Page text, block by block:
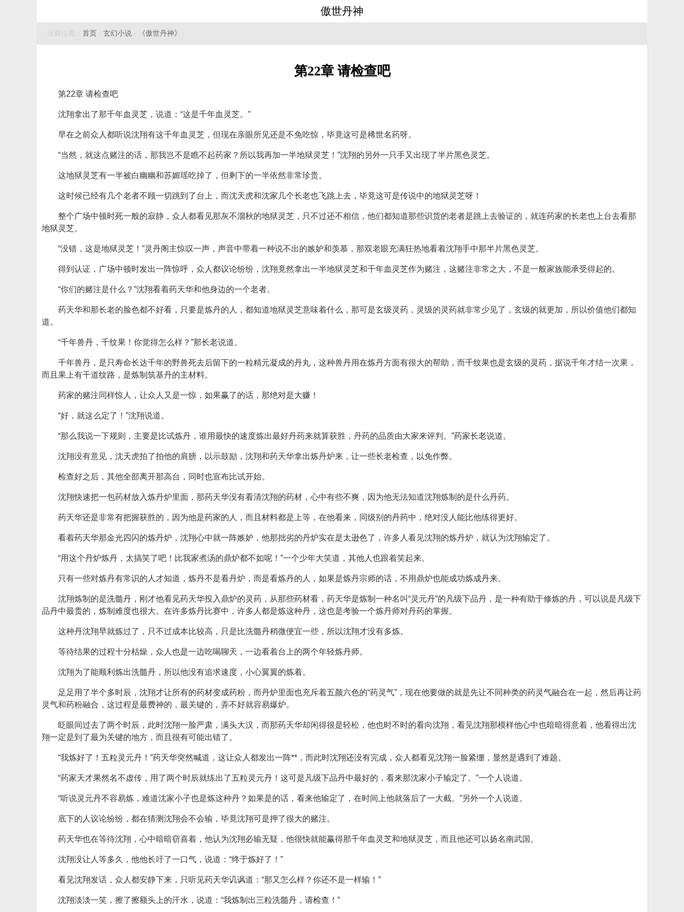
傲世丹神
当前位置： 首页 › 玄幻小说 › 《傲世丹神》
第22章 请检查吧
第22章 请检查吧
沈翔拿出了那千年血灵芝，说道：“这是千年血灵芝。”
早在之前众人都听说沈翔有这千年血灵芝，但现在亲眼所见还是不免吃惊，毕竟这可是稀世名药呀。
“当然，就这点赌注的话，那我岂不是瞧不起药家？所以我再加一半地狱灵芝！”沈翔的另外一只手又出现了半片黑色灵芝。
这地狱灵芝有一半被白幽幽和苏媚瑶吃掉了，但剩下的一半依然非常珍贵。
这时候已经有几个老者不顾一切跳到了台上，而沈天虎和沈家几个长老也飞跳上去，毕竟这可是传说中的地狱灵芝呀！
整个广场中顿时死一般的寂静，众人都看见那灰不溜秋的地狱灵芝，只不过还不相信，他们都知道那些识货的老者是跳上去验证的，就连药家的长老也上台去看那
地狱灵芝。
“没错，这是地狱灵芝！”灵丹阁主惊叹一声，声音中带着一种说不出的嫉妒和羡慕，那双老眼充满狂热地看着沈翔手中那半片黑色灵芝。
得到认证，广场中顿时发出一阵惊呼，众人都议论纷纷，沈翔竟然拿出一半地狱灵芝和千年血灵芝作为赌注，这赌注非常之大，不是一般家族能承受得起的。
“你们的赌注是什么？”沈翔看着药天华和他身边的一个老者。
药天华和那长老的脸色都不好看，只要是炼丹的人，都知道地狱灵芝意味着什么，那可是玄级灵药，灵级的灵药就非常少见了，玄级的就更加，所以价值他们都知
道。
“千年兽丹，千纹果！你觉得怎么样？”那长老说道。
千年兽丹，是只寿命长达千年的野兽死去后留下的一粒精元凝成的丹丸，这种兽丹用在炼丹方面有很大的帮助，而千纹果也是玄级的灵药，据说千年才结一次果，
而且果上有千道纹路，是炼制筑基丹的主材料。
药家的赌注同样惊人，让众人又是一惊，如果赢了的话，那绝对是大赚！
“好，就这么定了！”沈翔说道。
“那么我说一下规则，主要是比试炼丹，谁用最快的速度炼出最好丹药来就算获胜，丹药的品质由大家来评判。”药家长老说道。
沈翔没有意见，沈天虎拍了拍他的肩膀，以示鼓励，沈翔和药天华拿出炼丹炉来，让一些长老检查，以免作弊。
检查好之后，其他全部离开那高台，同时也宣布比试开始。
沈翔快速把一包药材放入炼丹炉里面，那药天华没有看清沈翔的药材，心中有些不爽，因为他无法知道沈翔炼制的是什么丹药。
药天华还是非常有把握获胜的，因为他是药家的人，而且材料都是上等，在他看来，同级别的丹药中，绝对没人能比他练得更好。
看着药天华那金光四闪的炼丹炉，沈翔心中就一阵嫉妒，他那拙劣的丹炉实在是太逊色了，许多人看见沈翔的炼丹炉，就认为沈翔输定了。
“用这个丹炉炼丹，太搞笑了吧！比我家煮汤的鼎炉都不如呢！”一个少年大笑道，其他人也跟着笑起来。
只有一些对炼丹有常识的人才知道，炼丹不是看丹炉，而是看炼丹的人，如果是炼丹宗师的话，不用鼎炉也能成功炼成丹来。
沈翔炼制的是洗髓丹，刚才他看见药天华投入鼎炉的灵药，从那些药材看，药天华是炼制一种名叫“灵元丹”的凡级下品丹，是一种有助于修炼的丹，可以说是凡级下
品丹中最贵的，炼制难度也很大。在许多炼丹比赛中，许多人都是炼这种丹，这也是考验一个炼丹师对丹药的掌握。
这种丹沈翔早就炼过了，只不过成本比较高，只是比洗髓丹稍微便宜一些，所以沈翔才没有多炼。
等待结果的过程十分枯燥，众人也是一边吃喝聊天，一边看着台上的两个年轻炼丹师。
沈翔为了能顺利炼出洗髓丹，所以他没有追求速度，小心翼翼的炼着。
足足用了半个多时辰，沈翔才让所有的药材变成药粉，而丹炉里面也充斥着五颜六色的“药灵气”，现在他要做的就是先让不同种类的药灵气融合在一起，然后再让药
灵气和药粉融合，这过程是最费神的，最关键的，弄不好就容易爆炉。
眨眼间过去了两个时辰，此时沈翔一脸严肃，满头大汉，而那药天华却闲得很是轻松，他也时不时的看向沈翔，看见沈翔那模样他心中也暗暗得意着，他看得出沈
翔一定是到了最为关键的地方，而且很有可能出错了。
“我炼好了！五粒灵元丹！”药天华突然喊道，这让众人都发出一阵**，而此时沈翔还没有完成，众人都看见沈翔一脸紧绷，显然是遇到了难题。
“药家天才果然名不虚传，用了两个时辰就练出了五粒灵元丹！这可是凡级下品丹中最好的，看来那沈家小子输定了。”一个人说道。
“听说灵元丹不容易炼，难道沈家小子也是炼这种丹？如果是的话，看来他输定了，在时间上他就落后了一大截。”另外一个人说道。
底下的人议论纷纷，都在猜测沈翔会不会输，毕竟沈翔可是押了很大的赌注。
药天华也在等待沈翔，心中暗暗窃喜着，他认为沈翔必输无疑，他很快就能赢得那千年血灵芝和地狱灵芝，而且他还可以扬名南武国。
沈翔没让人等多久，他他长吁了一口气，说道：“终于炼好了！”
看见沈翔发话，众人都安静下来，只听见药天华讥讽道：“那又怎么样？你还不是一样输！”
沈翔淡淡一笑，擦了擦额头上的汗水，说道：“我炼制出三粒洗髓丹，请检查！”